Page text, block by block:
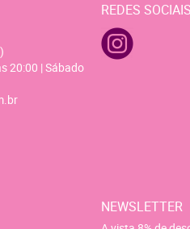
20:00 | Sábado
REDES SOCIAIS
NEWSLETTER